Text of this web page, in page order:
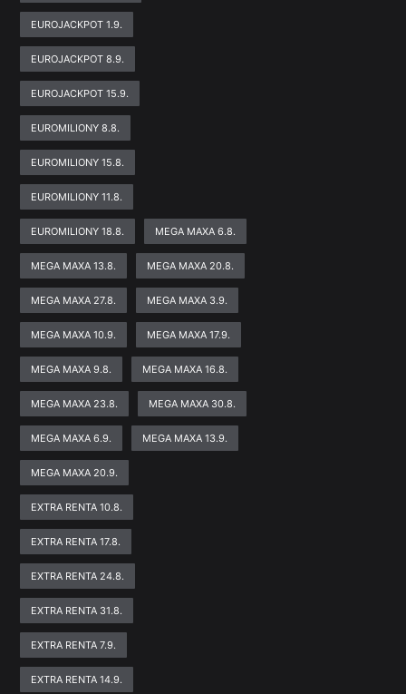
EUROJACKPOT 1.9.
EUROJACKPOT 8.9.
EUROJACKPOT 15.9.
EUROMILIONY 8.8.
EUROMILIONY 15.8.
EUROMILIONY 11.8.
EUROMILIONY 18.8. MEGA MAXA 6.8.
MEGA MAXA 13.8. MEGA MAXA 20.8.
MEGA MAXA 27.8. MEGA MAXA 3.9.
MEGA MAXA 10.9. MEGA MAXA 17.9.
MEGA MAXA 9.8. MEGA MAXA 16.8.
MEGA MAXA 23.8. MEGA MAXA 30.8.
MEGA MAXA 6.9. MEGA MAXA 13.9.
MEGA MAXA 20.9.
EXTRA RENTA 10.8.
EXTRA RENTA 17.8.
EXTRA RENTA 24.8.
EXTRA RENTA 31.8.
EXTRA RENTA 7.9.
EXTRA RENTA 14.9.